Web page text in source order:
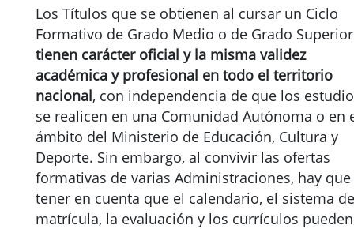
Los Títulos que se obtienen al cursar un Ciclo
Formativo de Grado Medio o de Grado Superior
tienen carácter oficial y la misma validez
académica y profesional en todo el territorio
nacional, con independencia de que los
se realicen en una Comunidad Autónoma o en
ámbito del Ministerio de Educación, Cultura y
Deporte. Sin embargo, al convivir las ofertas
formativas de varias Administraciones, hay que
tener en cuenta que el calendario, el sistema de
matrícula, la evaluación y los currículos pueden